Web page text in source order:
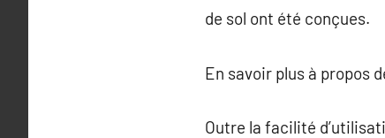
de sol ont été conçues.
En savoir plus à propos
Outre la facilité